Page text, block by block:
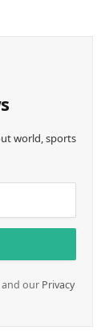
world, sports
our Privacy